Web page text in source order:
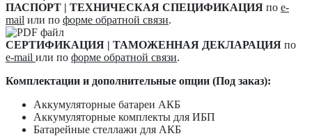
ПАСПОРТ | ТЕХНИЧЕСКАЯ СПЕЦИФИКАЦИЯ по e-
mail или по форме обратной связи.
СЕРТИФИКАЦИЯ | ТАМОЖЕННАЯ ДЕКЛАРАЦИЯ по
e-mail или по форме обратной связи.
Комплектации и дополнительные опции (Под заказ):
Аккумуляторные батареи АКБ
Аккумуляторные комплекты для ИБП
Батарейные стеллажи для АКБ